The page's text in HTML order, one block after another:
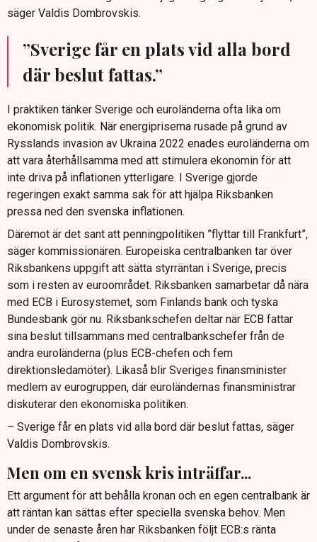
säger Valdis Dombrovskis.
”Sverige får en plats vid alla bord
där beslut fattas.”
I praktiken tänker Sverige och euroländerna ofta lika om
ekonomisk politik. När energipriserna rusade på grund av
Rysslands invasion av Ukraina 2022 enades euroländerna om
att vara återhållsamma med att stimulera ekonomin för att
inte driva på inflationen ytterligare. I Sverige gjorde
regeringen exakt samma sak för att hjälpa Riksbanken
pressa ned den svenska inflationen.
Däremot är det sant att penningpolitiken ”flyttar till Frankfurt”,
säger kommissionären. Europeiska centralbanken tar över
Riksbankens uppgift att sätta styrräntan i Sverige, precis
som i resten av euroområdet. Riksbanken samarbetar då nära
med ECB i Eurosystemet, som Finlands bank och tyska
Bundesbank gör nu. Riksbankschefen deltar när ECB fattar
sina beslut tillsammans med centralbankschefer från de
andra euroländerna (plus ECB-chefen och fem
direktionsledamöter). Likaså blir Sveriges finansminister
medlem av eurogruppen, där euroländernas finansministrar
diskuterar den ekonomiska politiken.
– Sverige får en plats vid alla bord där beslut fattas, säger
Valdis Dombrovskis.
Men om en svensk kris inträffar...
Ett argument för att behålla kronan och en egen centralbank är
att räntan kan sättas efter speciella svenska behov. Men
under de senaste åren har Riksbanken följt ECB:s ränta